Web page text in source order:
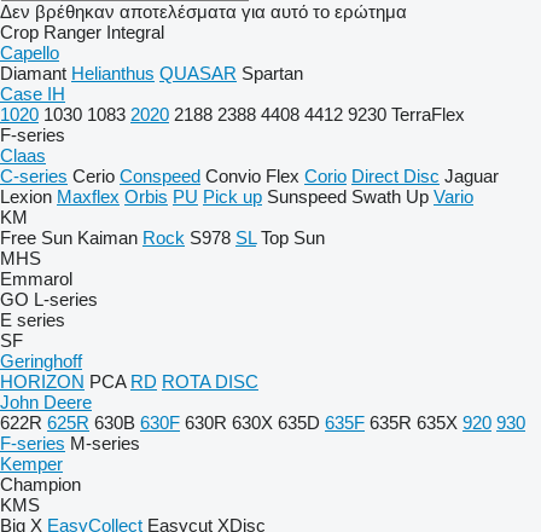
Δεν βρέθηκαν αποτελέσματα για αυτό το ερώτημα
Crop Ranger Integral
Capello
Diamant Helianthus QUASAR Spartan
Case IH
1020 1030 1083 2020 2188 2388 4408 4412 9230 TerraFlex
F-series
Claas
C-series Cerio Conspeed Convio Flex Corio Direct Disc Jaguar
Lexion Maxflex Orbis PU Pick up Sunspeed Swath Up Vario
KM
Free Sun Kaiman Rock S978 SL Top Sun
MHS
Emmarol
GO L-series
E series
SF
Geringhoff
HORIZON PCA RD ROTA DISC
John Deere
622R 625R 630B 630F 630R 630X 635D 635F 635R 635X 920 930
F-series M-series
Kemper
Champion
KMS
Big X EasyCollect Easycut XDisc